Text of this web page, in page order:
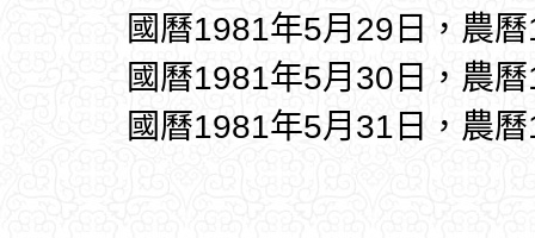
國曆1981年5月29日，農
國曆1981年5月30日，農
國曆1981年5月31日，農